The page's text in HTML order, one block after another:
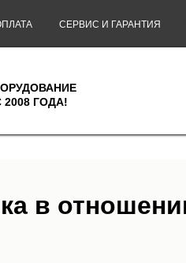
СЕРВИС И ГАРАНТИЯ
ГОДА!
в